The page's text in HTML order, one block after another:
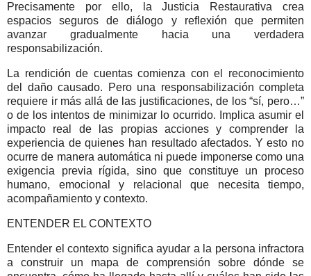
Precisamente por ello, la Justicia Restaurativa crea
espacios seguros de diálogo y reflexión que permiten
avanzar gradualmente hacia una verdadera
responsabilización.
La rendición de cuentas comienza con el reconocimiento
del daño causado. Pero una responsabilización completa
requiere ir más allá de las justificaciones, de los “sí, pero…”
o de los intentos de minimizar lo ocurrido. Implica asumir el
impacto real de las propias acciones y comprender la
experiencia de quienes han resultado afectados. Y esto no
ocurre de manera automática ni puede imponerse como una
exigencia previa rígida, sino que constituye un proceso
humano, emocional y relacional que necesita tiempo,
acompañamiento y contexto.
ENTENDER EL CONTEXTO
Entender el contexto significa ayudar a la persona infractora
a construir un mapa de comprensión sobre dónde se